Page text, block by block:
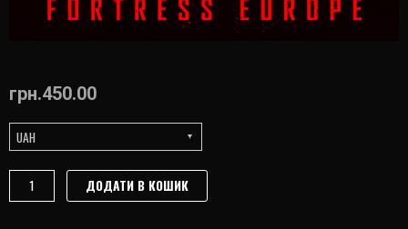
грн.450.00
UAH
SOKYRA
PERUNA
ДОДАТИ В КОШИК